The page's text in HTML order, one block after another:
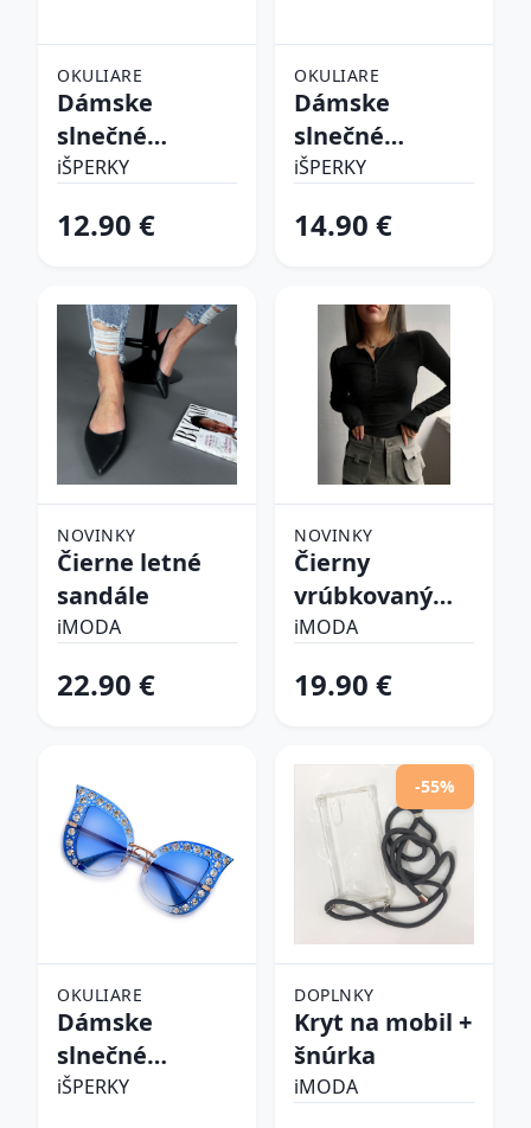
OKULIARE
Dámske
slnečné
okuliare
iŠPERKY
12.90 €
OKULIARE
Dámske
slnečné
okuliare
iŠPERKY
14.90 €
NOVINKY
Čierne letné
sandále
iMODA
22.90 €
NOVINKY
Čierny
vrúbkovaný
top
iMODA
19.90 €
OKULIARE
Dámske
slnečné
okuliare
iŠPERKY
-55%
DOPLNKY
Kryt na mobil +
šnúrka
iMODA